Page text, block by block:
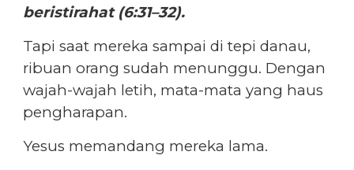
beristirahat (6:31–32).
Tapi saat mereka sampai di tepi danau,
ribuan orang sudah menunggu. Dengan
wajah-wajah letih, mata-mata yang haus
pengharapan.
Yesus memandang mereka lama.